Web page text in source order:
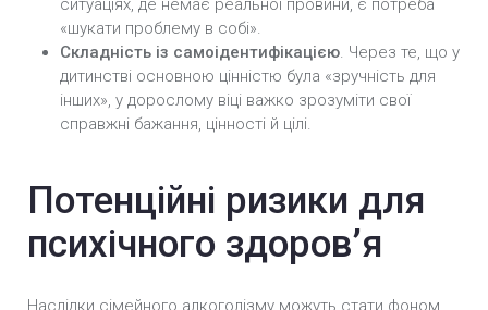
ситуаціях, де немає реальної провини, є потреба
«шукати проблему в собі».
Складність із самоідентифікацією. Через те, що у
дитинстві основною цінністю була «зручність для
інших», у дорослому віці важко зрозуміти свої
справжні бажання, цінності й цілі.
Потенційні ризики для
психічного здоров’я
Наслідки сімейного алкоголізму можуть стати фоном